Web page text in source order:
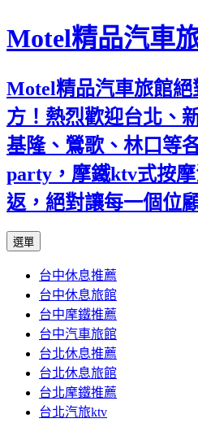
Motel精品汽車
Motel精品汽車旅館
方！熱烈歡迎台北、
基隆、鶯歌、林口等
party，摩鐵ktv式按
返，絕對讓每一個位
選單
內
容
台中休息推薦
台中休息旅館
台中摩鐵推薦
台中汽車旅館
台北休息推薦
台北休息旅館
台北摩鐵推薦
台北汽旅ktv